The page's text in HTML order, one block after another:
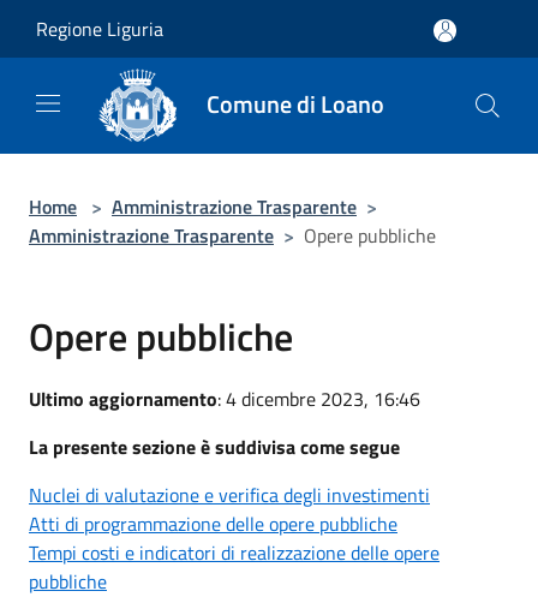
Regione Liguria
Comune di Loano
Home > Amministrazione Trasparente >
Amministrazione Trasparente > Opere pubbliche
Opere pubbliche
Ultimo aggiornamento: 4 dicembre 2023, 16:46
La presente sezione è suddivisa come segue
Nuclei di valutazione e verifica degli investimenti
Atti di programmazione delle opere pubbliche
Tempi costi e indicatori di realizzazione delle opere
pubbliche